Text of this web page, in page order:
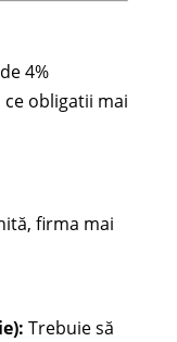
4%
obligatii mai
firma mai
Trebuie să